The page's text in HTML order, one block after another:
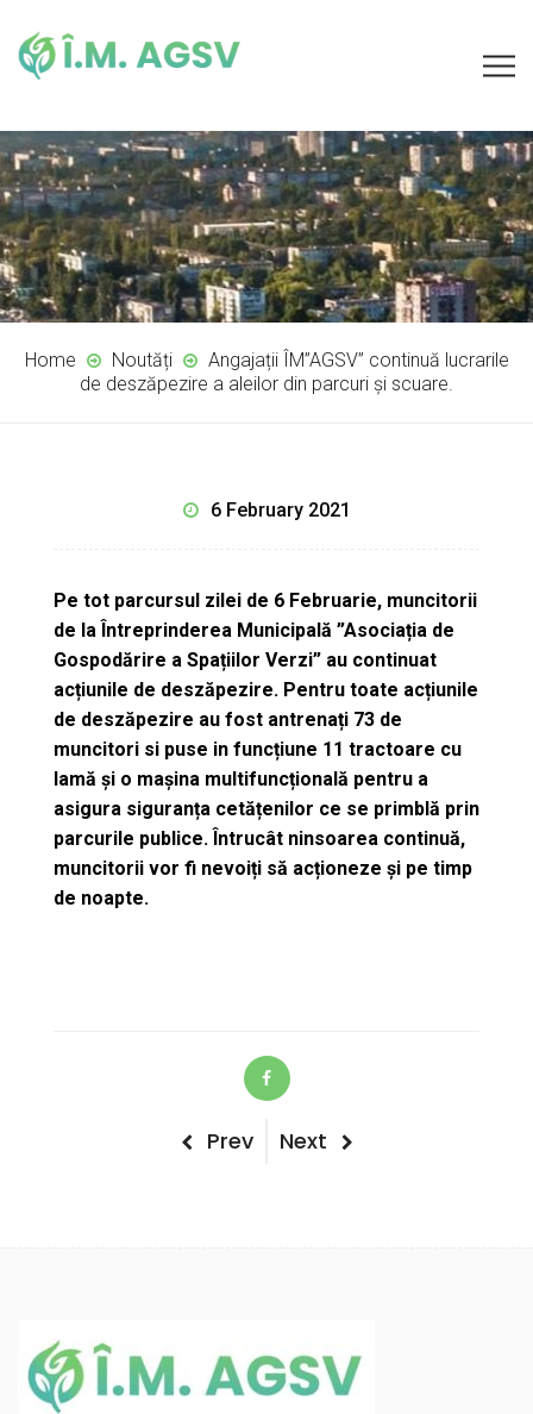
Home Noutăți
Angajații ÎM”AGSV” continuă lucrarile
de deszăpezire a aleilor din parcuri și scuare.
6 February 2021
Pe tot parcursul zilei de 6 Februarie, muncitorii
de la Întreprinderea Municipală ”Asociația de
Gospodărire a Spațiilor Verzi” au continuat
acțiunile de deszăpezire. Pentru toate acțiunile
de deszăpezire au fost antrenați 73 de
muncitori si puse in funcțiune 11 tractoare cu
lamă și o mașina multifuncțională pentru a
asigura siguranța cetățenilor ce se primblă prin
parcurile publice. Întrucât ninsoarea continuă,
muncitorii vor fi nevoiți să acționeze și pe timp
de noapte.
Previous
Prev
Next
Next